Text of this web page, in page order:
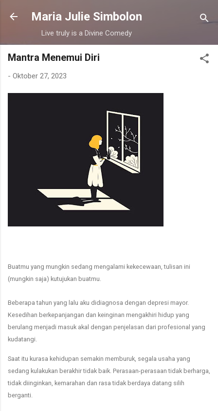
Langsung ke konten utama
Maria Julie Simbolon
Live truly is a Divine Comedy
Mantra Menemui Diri
- Oktober 27, 2023
Buatmu yang mungkin sedang mengalami kekecewaan, tulisan ini
(mungkin saja) kutujukan buatmu.
Beberapa tahun yang lalu aku didiagnosa dengan depresi mayor.
Kesedihan berkepanjangan dan keinginan mengakhiri hidup yang
berulang menjadi masuk akal dengan penjelasan dari profesional yang
kudatangi.
Saat itu kurasa kehidupan semakin memburuk, segala usaha yang
sedang kulakukan berakhir tidak baik. Perasaan-perasaan tidak berharga,
tidak diinginkan, kemarahan dan rasa tidak berdaya datang silih
berganti.